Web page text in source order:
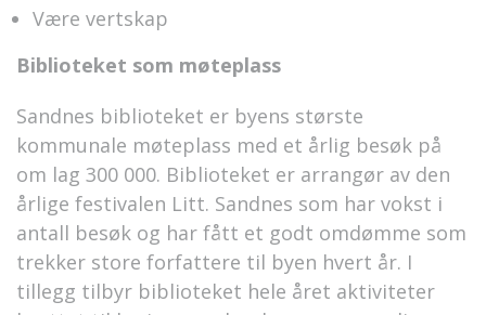
Være vertskap
Biblioteket som møteplass
Sandnes biblioteket er byens største
kommunale møteplass med et årlig besøk på
om lag 300 000. Biblioteket er arrangør av den
årlige festivalen Litt. Sandnes som har vokst i
antall besøk og har fått et godt omdømme som
trekker store forfattere til byen hvert år. I
tillegg tilbyr biblioteket hele året aktiviteter